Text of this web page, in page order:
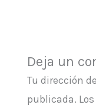
Deja un
Tu dirección
publicada.